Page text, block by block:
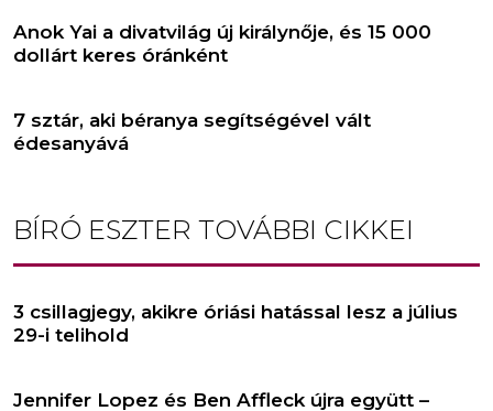
Anok Yai a divatvilág új királynője, és 15 000
dollárt keres óránként
7 sztár, aki béranya segítségével vált
édesanyává
BÍRÓ ESZTER TOVÁBBI CIKKEI
3 csillagjegy, akikre óriási hatással lesz a július
29-i telihold
Jennifer Lopez és Ben Affleck újra együtt –